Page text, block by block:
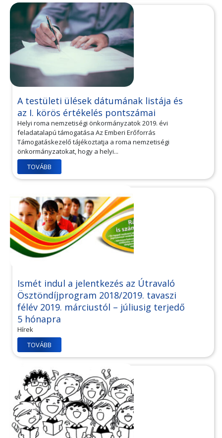
A testületi ülések dátumának listája és
az I. körös értékelés pontszámai
Helyi roma nemzetiségi önkormányzatok 2019. évi
feladatalapú támogatása Az Emberi Erőforrás
Támogatáskezelő tájékoztatja a roma nemzetiségi
önkormányzatokat, hogy a helyi...
TOVÁBB
Ismét indul a jelentkezés az Útravaló
Ösztöndíjprogram 2018/2019. tavaszi
félév 2019. márciustól – júliusig terjedő
5 hónapra
Hírek
TOVÁBB